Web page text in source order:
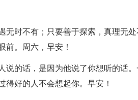
无时不有；只要善于探索，真理无
前。周六，早安！
说的话，是因为他说了你想听的话
得好的人不会想起你。早安！